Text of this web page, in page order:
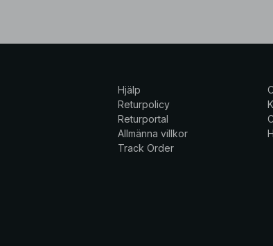
Hjälp
Returpolicy
Returportal
Allmänna villkor
Track Order